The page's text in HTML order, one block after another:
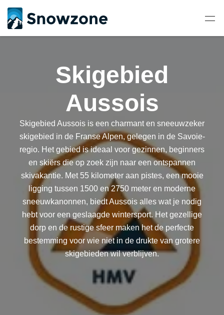
Skigebied
Aussois
Skigebied Aussois is een charmant en sneeuwzeker
skigebied in de Franse Alpen, gelegen in de Savoie-
regio. Het gebied is ideaal voor gezinnen, beginners
en skiërs die op zoek zijn naar een ontspannen
skivakantie. Met 55 kilometer aan pistes, een mooie
ligging tussen 1500 en 2750 meter en moderne
sneeuwkanonnen, biedt Aussois alles wat je nodig
hebt voor een geslaagde wintersport. Het gezellige
dorp en de rustige sfeer maken het de perfecte
bestemming voor wie niet in de drukte van grotere
skigebieden wil verblijven.